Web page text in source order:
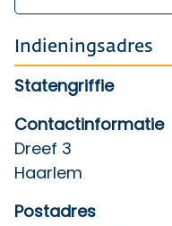
Indieningsadres
Statengriffie
Contactinformatie
Dreef 3
Haarlem
Postadres